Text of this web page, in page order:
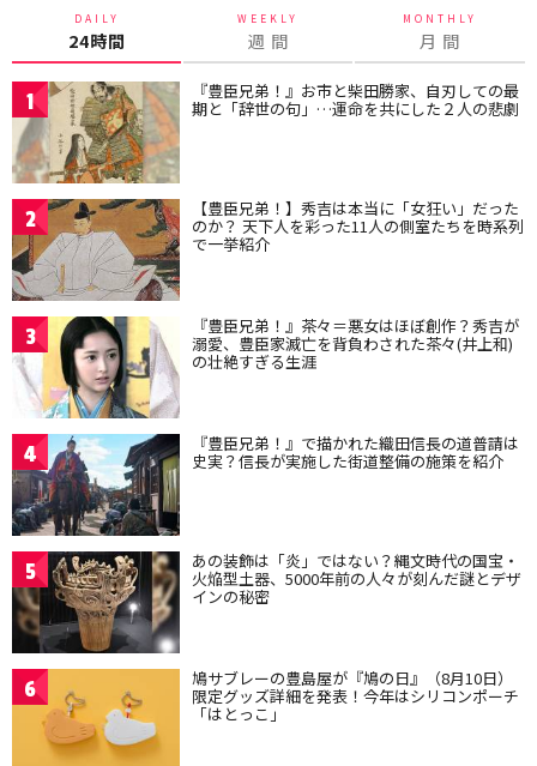
DAILY
24時間
WEEKLY
週 間
MONTHLY
月 間
1 『豊臣兄弟！』お市と柴田勝家、自刃しての最
期と「辞世の句」…運命を共にした２人の悲劇
2 【豊臣兄弟！】秀吉は本当に「女狂い」だった
のか？ 天下人を彩った11人の側室たちを時系列
で一挙紹介
3 『豊臣兄弟！』茶々＝悪女はほぼ創作？秀吉が
溺愛、豊臣家滅亡を背負わされた茶々(井上和)
の壮絶すぎる生涯
4 『豊臣兄弟！』で描かれた織田信長の道普請は
史実？信長が実施した街道整備の施策を紹介
5 あの装飾は「炎」ではない？縄文時代の国宝・
火焔型土器、5000年前の人々が刻んだ謎とデザ
インの秘密
6 鳩サブレーの豊島屋が『鳩の日』（8月10日）
限定グッズ詳細を発表！今年はシリコンポーチ
「はとっこ」